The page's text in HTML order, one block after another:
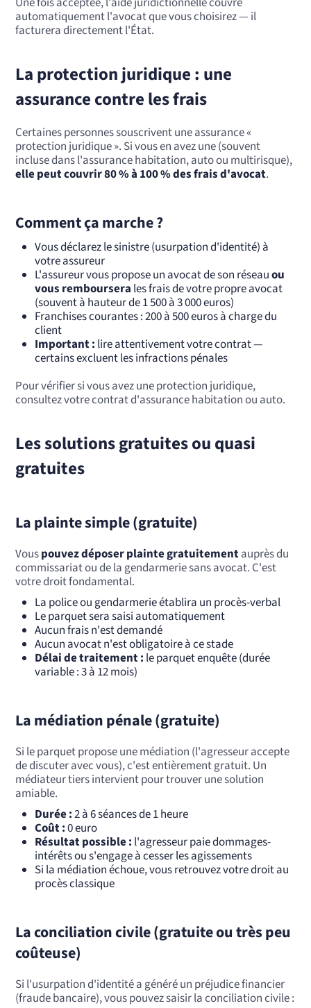
automatiquement l'avocat que vous choisirez — il
facturera directement l'État.
La protection juridique : une
assurance contre les frais
Certaines personnes souscrivent une assurance «
protection juridique ». Si vous en avez une (souvent
incluse dans l'assurance habitation, auto ou multirisque),
elle peut couvrir 80 % à 100 % des frais d'avocat.
Comment ça marche ?
Vous déclarez le sinistre (usurpation d'identité) à
votre assureur
L'assureur vous propose un avocat de son réseauou
vous remboursera les frais de votre propre avocat
(souvent à hauteur de 1 500 à 3 000 euros)
Franchises courantes : 200 à 500 euros à charge du
client
Important : lire attentivement votre contrat —
certains excluent les infractions pénales
Pour vérifier si vous avez une protection juridique,
consultez votre contrat d'assurance habitation ou auto.
Les solutions gratuites ou quasi
gratuites
La plainte simple (gratuite)
Vouspouvez déposer plainte gratuitementauprès du
commissariat ou de la gendarmerie sans avocat. C'est
votre droit fondamental.
La police ou gendarmerie établira un procès-verbal
Le parquet sera saisi automatiquement
Aucun frais n'est demandé
Aucun avocat n'est obligatoire à ce stade
Délai de traitement : le parquet enquête (durée
variable : 3 à 12 mois)
La médiation pénale (gratuite)
Si le parquet propose une médiation (l'agresseur accepte
de discuter avec vous), c'est entièrement gratuit. Un
médiateur tiers intervient pour trouver une solution
amiable.
Durée :2 à 6 séances de 1 heure
Coût :0 euro
Résultat possible : l'agresseur paie dommages-
intérêts ou s'engage à cesser les agissements
Si la médiation échoue, vous retrouvez votre droit au
procès classique
La conciliation civile (gratuite ou très peu
coûteuse)
Si l'usurpation d'identité a généré un préjudice financier
(fraude bancaire), vous pouvez saisir la conciliation civile :